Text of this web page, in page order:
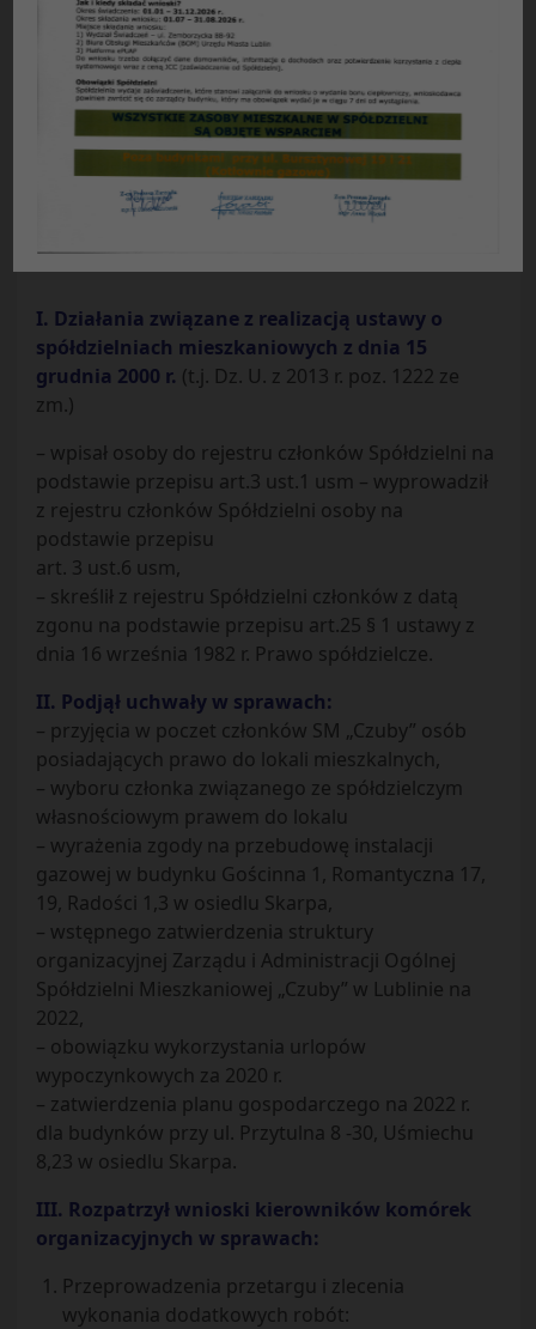
Informacja
Zarządu Spółdzielni Mieszkaniowej „Czuby” w
Lublinie
Na posiedzeniach w dniach 6, 13, 20, 27 lipca
2021 r. Zarząd Spółdzielni prowadził:
I. Działania związane z realizacją ustawy o
spółdzielniach mieszkaniowych z dnia 15
grudnia 2000 r. (t.j. Dz. U. z 2013 r. poz. 1222 ze
zm.)
– wpisał osoby do rejestru członków Spółdzielni na
podstawie przepisu art.3 ust.1 usm – wyprowadził
z rejestru członków Spółdzielni osoby na
podstawie przepisu
art. 3 ust.6 usm,
– skreślił z rejestru Spółdzielni członków z datą
zgonu na podstawie przepisu art.25 § 1 ustawy z
dnia 16 września 1982 r. Prawo spółdzielcze.
II. Podjął uchwały w sprawach:
– przyjęcia w poczet członków SM „Czuby” osób
posiadających prawo do lokali mieszkalnych,
– wyboru członka związanego ze spółdzielczym
własnościowym prawem do lokalu
– wyrażenia zgody na przebudowę instalacji
gazowej w budynku Gościnna 1, Romantyczna 17,
19, Radości 1,3 w osiedlu Skarpa,
– wstępnego zatwierdzenia struktury
organizacyjnej Zarządu i Administracji Ogólnej
Spółdzielni Mieszkaniowej „Czuby” w Lublinie na
2022,
– obowiązku wykorzystania urlopów
wypoczynkowych za 2020 r.
– zatwierdzenia planu gospodarczego na 2022 r.
dla budynków przy ul. Przytulna 8 -30, Uśmiechu
8,23 w osiedlu Skarpa.
III. Rozpatrzył wnioski kierowników komórek
organizacyjnych w sprawach:
Przeprowadzenia przetargu i zlecenia
wykonania dodatkowych robót: